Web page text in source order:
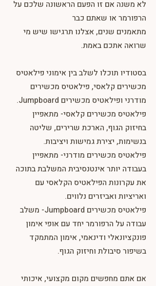
לא משנה אם זו הפעם הראשונה שלכם על
הרפורמר או שאתם כבר
מתאמנים שנים, אצלנו תרגישו שיש מי
שרואה אתכם באמת.
בסטודיו תוכלו לשלב בין אימוני פילאטיס
מכשירים קלאסי, פילאטיס מכשירים
מודרני ופילאטיס מכשירים Jumpboard.
פילאטיס מכשירים קלאסי- מתאפיין
בחיזוק הגוף, הארכת שרירים, שליטה
בנשימות, יצירת גמישות ויציבות.
פילאטיס מכשירים מודרני- מתאפיין
בעבודה יותר אינטנסיבית המשלבת בתוכה
את עקרונות הפילאטיס הקלאסי עם
ואריציות ואביזרים נלווים.
פילאטיס מכשירים Jumpboard- משלב
עבודה על הרפורמר יחד עם אופי אימון
פונקציונאלי ודינאמי, אימון המתמקד
בשיפור סיבולת וחיזוק הגוף.
אם אתם מחפשים מקום מקצועי, איכותי